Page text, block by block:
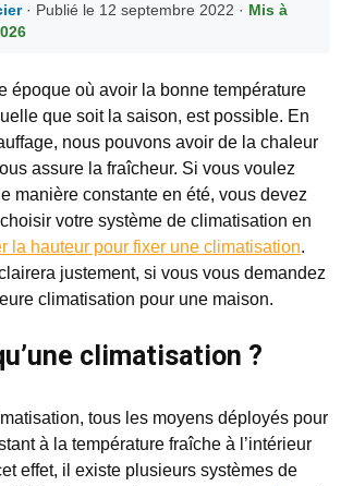
· Publié le 12 septembre 2022 · Mis à
époque où avoir la bonne température
que soit la saison, est possible. En
nous pouvons avoir de la chaleur
assure la fraîcheur. Si vous voulez
manière constante en été, vous devez
votre système de climatisation en
la hauteur pour fixer une climatisation.
justement, si vous vous demandez
climatisation pour une maison.
climatisation ?
tous les moyens déployés pour
à la température fraîche à l’intérieur
effet, il existe plusieurs systèmes de